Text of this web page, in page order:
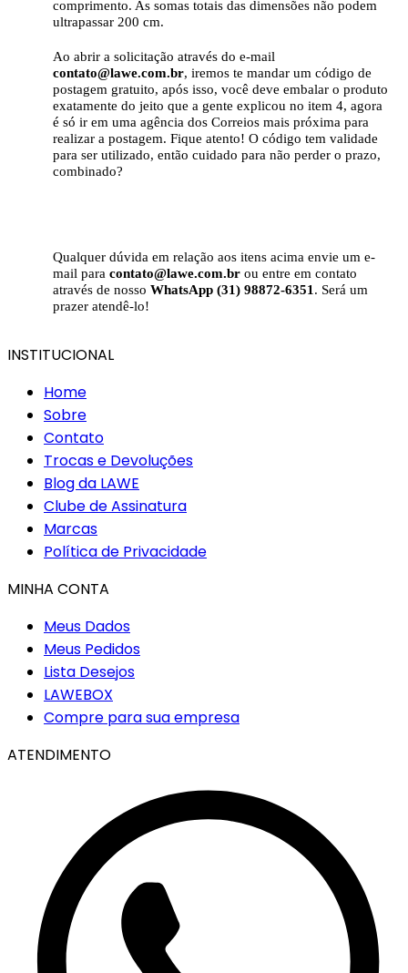
comprimento. As somas totais das dimensões não podem
ultrapassar 200 cm.
Ao abrir a solicitação através do e-mail
contato@lawe.com.br, iremos te mandar um código de
postagem gratuito, após isso, você deve embalar o produto
exatamente do jeito que a gente explicou no item 4, agora
é só ir em uma agência dos Correios mais próxima para
realizar a postagem. Fique atento! O código tem validade
para ser utilizado, então cuidado para não perder o prazo,
combinado?
Qualquer dúvida em relação aos itens acima envie um e-
mail para contato@lawe.com.br ou entre em contato
através de nosso WhatsApp (31) 98872-6351 . Será um
prazer atendê-lo!
INSTITUCIONAL
Home
Sobre
Contato
Trocas e Devoluções
Blog da LAWE
Clube de Assinatura
Marcas
Política de Privacidade
MINHA CONTA
Meus Dados
Meus Pedidos
Lista Desejos
LAWEBOX
Compre para sua empresa
ATENDIMENTO